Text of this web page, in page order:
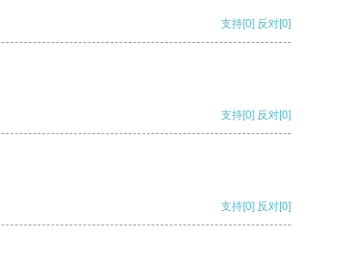
支持[0] 反对[0]
支持[0] 反对[0]
支持[0] 反对[0]